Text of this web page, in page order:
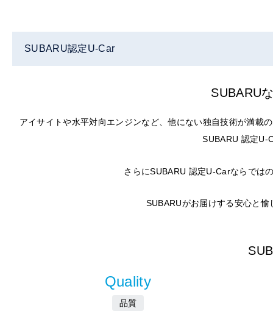
SUBARU認定U-Car
SUBARU
アイサイトや水平対向エンジンなど、他にない独自技術が満載
SUBARU 認定U-
さらにSUBARU 認定U-Carならでは
SUBARUがお届けする安心と
Quality
品質